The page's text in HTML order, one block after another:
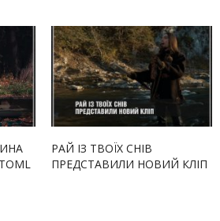
РАЙ ІЗ ТВОЇХ СНІВ
ПРЕДСТАВИЛИ НОВИЙ КЛІП